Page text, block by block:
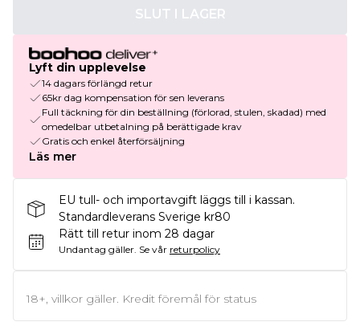
SLUT I LAGER
Lyft din upplevelse
14 dagars förlängd retur
65kr dag kompensation för sen leverans
Full täckning för din beställning (förlorad, stulen, skadad) med
omedelbar utbetalning på berättigade krav
Gratis och enkel återförsäljning
Läs mer
EU tull- och importavgift läggs till i kassan.
Standardleverans Sverige kr80
Rätt till retur inom 28 dagar
Undantag gäller. Se vår returpolicy
18+, villkor gäller. Kredit föremål för status